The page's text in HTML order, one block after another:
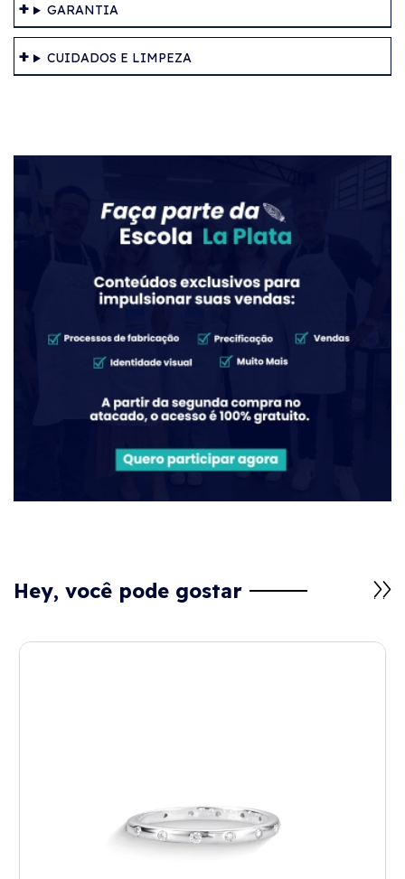
GARANTIA
CUIDADOS E LIMPEZA
Hey, você pode gostar